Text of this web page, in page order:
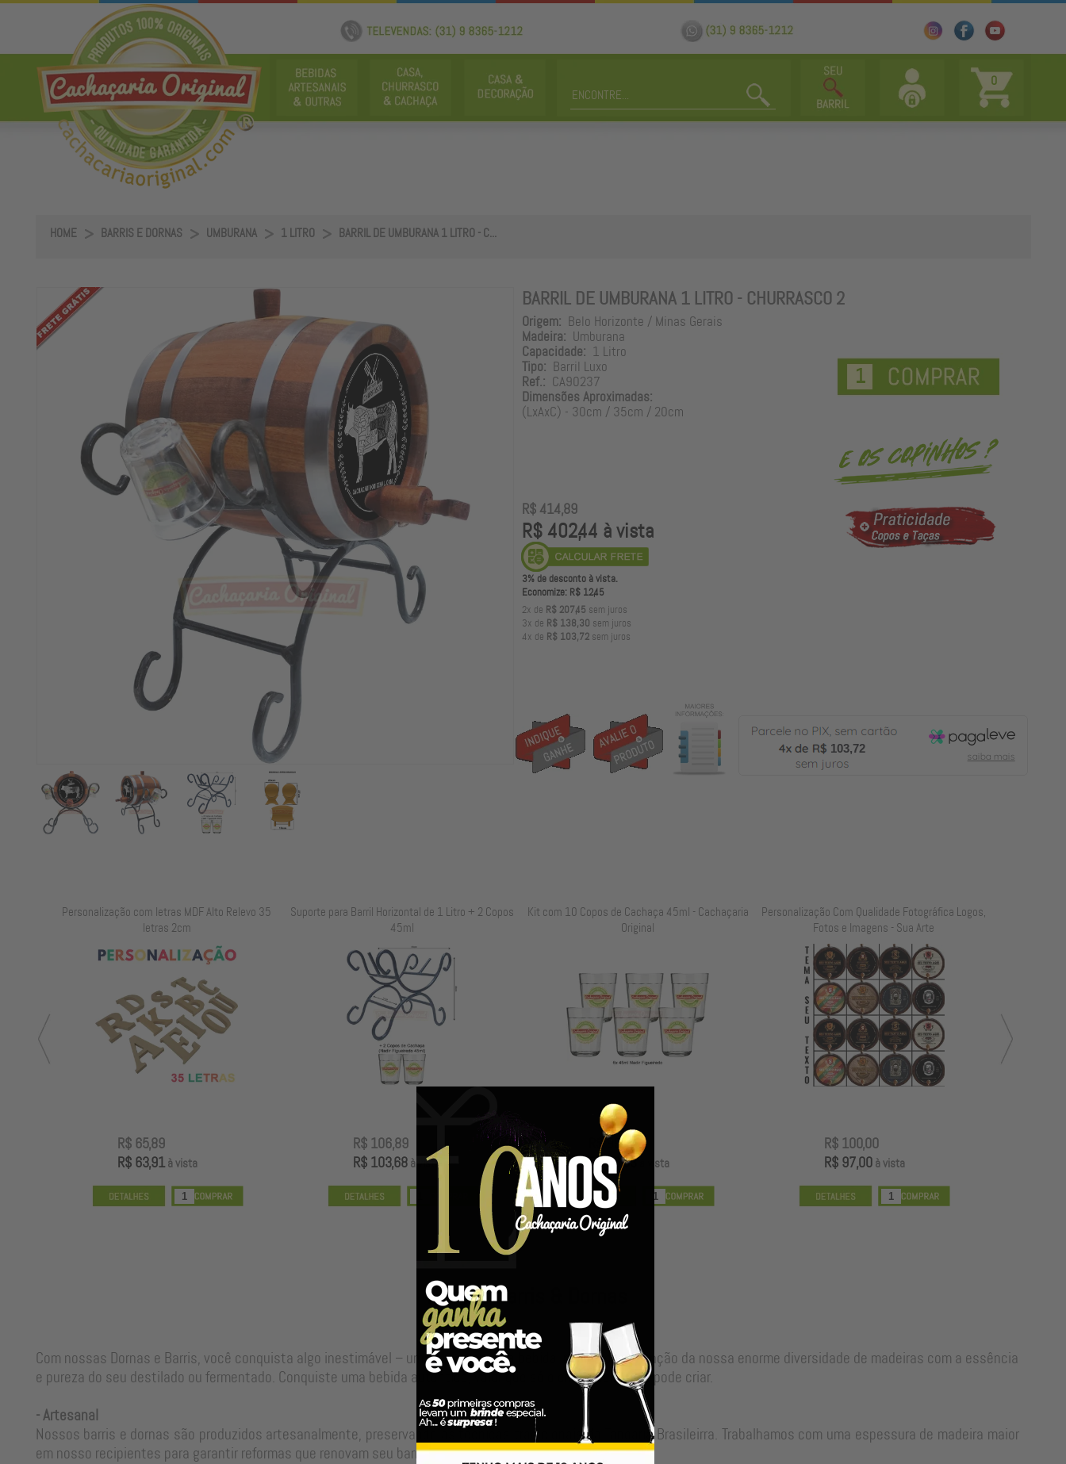
0
HOME BARRIS E DORNAS UMBURANA 1 LITRO BARRIL DE UMBURANA 1 LITRO - C...
BARRIL DE UMBURANA 1 LITRO - CHURRASCO 2
Origem: Belo Horizonte / Minas Gerais
Madeira: Umburana
Capacidade: 1 Litro
Tipo: Barril Luxo
Ref.: CA90237
Dimensões Aproximadas:
(LxAxC) - 30cm / 35cm / 20cm
R$ 414,89
R$ 402,44 à vista
3% de desconto à vista.
Economize: R$ 12,45
2x de R$ 207,45 sem juros
3x de R$ 138,30 sem juros
4x de R$ 103,72 sem juros
103,72
Personalização com letras MDF Alto Relevo 35
letras 2cm
R$ 65,89
R$ 63,91à vista
Suporte para Barril Horizontal de 1 Litro + 2 Copos
45ml
R$ 106,89
R$ 103,68à vista
Kit com 10 Copos de Cachaça 45ml - Cachaçaria
Original
R$ 99,00
R$ 96,03à vista
Personalização Com Qualidade Fotográfica Logos,
Fotos e Imagens - Sua Arte
R$ 100,00
R$ 97,00à vista
Nossos Barris & Dornas
Com nossas Dornas e Barris, você conquista algo inestimável – uma alma para sua bebida, resultado da junção da nossa enorme diversidade de madeiras com a essência
e pureza do seu destilado ou fermentado. Conquiste uma bebida autêntica, valor que só o envelhecimento pode criar.
- Artesanal
Nossos barris e dornas são produzidos artesanalmente, preservando as técnicas tradicionais da Tanoaria Brasileirra. Trabalhamos com uma espessura de madeira maior
em nosso recipientes para garantir reformas que renovam seu barril para um longo período de uso.